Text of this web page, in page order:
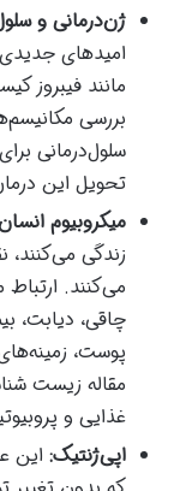
ژن‌درمانی و
امیدهای جدیدی
مانند فیبروز
بررسی
سلول‌درمانی
تحویل این
میکروبیوم
زندگی می‌کنند،
می‌کنند. ارتباط
چاقی، دیابت،
مقاله زیست
غذایی و
اپی‌ژنتیک: این